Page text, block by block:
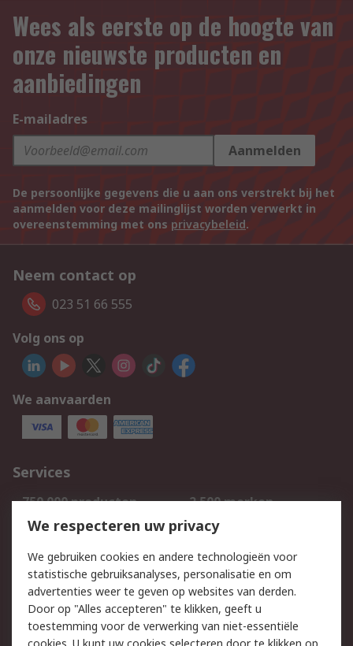
Wees als eerste op de hoogte van
onze nieuwste producten en
aanbiedingen
E-mailadres
Aanmelden
De persoonlijke gegevens die u aan ons verstrekt bij het
aanmelden voor deze mailinglijst worden verwerkt in
overeenstemming met ons privacybeleid.
Neem contact op
023 51 66 555
Volg ons op
We aanvaarden
Services
750.000 producten
2.500 merken
Bestellen
Inkoopoplossingen
Track & Trace
Wettelijk
Cookiebeleid Email veiligheid
We respecteren uw privacy
We gebruiken cookies en andere technologieën voor
statistische gebruiksanalyses, personalisatie en om
advertenties weer te geven op websites van derden.
Door op "Alles accepteren" te klikken, geeft u
toestemming voor de verwerking van niet-essentiële